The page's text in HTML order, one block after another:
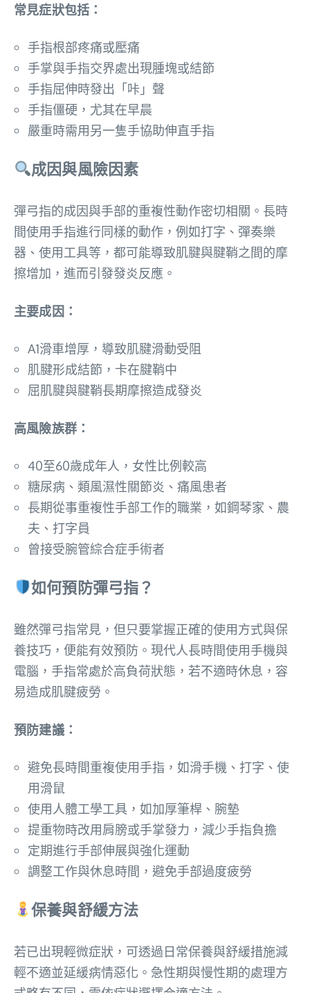
常見症狀包括：
手指根部疼痛或壓痛
手掌與手指交界處出現腫塊或結節
手指屈伸時發出「咔」聲
手指僵硬，尤其在早晨
嚴重時需用另一隻手協助伸直手指
成因與風險因素
彈弓指的成因與手部的重複性動作密切相關。長時
間使用手指進行同樣的動作，例如打字、彈奏樂
器、使用工具等，都可能導致肌腱與腱鞘之間的摩
擦增加，進而引發發炎反應。
主要成因：
A1滑車增厚，導致肌腱滑動受阻
肌腱形成結節，卡在腱鞘中
屈肌腱與腱鞘長期摩擦造成發炎
高風險族群：
40至60歲成年人，女性比例較高
糖尿病、類風濕性關節炎、痛風患者
長期從事重複性手部工作的職業，如鋼琴家、農
夫、打字員
曾接受腕管綜合症手術者
如何預防彈弓指？
雖然彈弓指常見，但只要掌握正確的使用方式與保
養技巧，便能有效預防。現代人長時間使用手機與
電腦，手指常處於高負荷狀態，若不適時休息，容
易造成肌腱疲勞。
預防建議：
避免長時間重複使用手指，如滑手機、打字、使
用滑鼠
使用人體工學工具，如加厚筆桿、腕墊
提重物時改用肩膀或手掌發力，減少手指負擔
定期進行手部伸展與強化運動
調整工作與休息時間，避免手部過度疲勞
保養與舒緩方法
若已出現輕微症狀，可透過日常保養與舒緩措施減
輕不適並延緩病情惡化。急性期與慢性期的處理方